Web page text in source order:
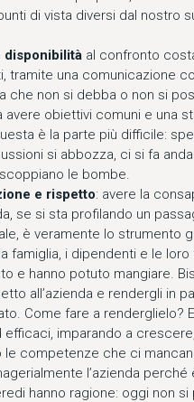
di vista diversi dal nostro
disponibilità al confronto
tramite una comunicazione
che non si debba o non si
avere obiettivi comuni e una
è la parte più difficile:
si abbozza, ci si fa
le bombe.
e rispetto: avere la
se si sta profilando un
è veramente lo strumento
famiglia, i dipendenti e le loro
e hanno potuto mangiare.
all’azienda e rendergli in
Come fare a renderglielo?
efficaci, imparando a crescere,
le competenze che ci
l’azienda perché
hanno ragione: oggi non si